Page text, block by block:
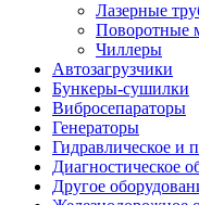
Лазерные
Поворотные
Чиллеры
Автозагрузчики
Бункеры-сушилки
Вибросепараторы
Генераторы
Гидравлическое и
Диагностическое
Другое